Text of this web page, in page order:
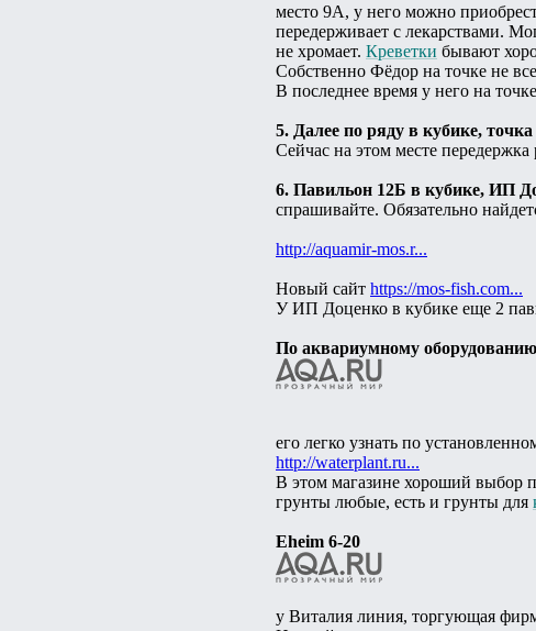
место 9А, у него можно
передерживает с лекарствами.
не хромает. Креветки бывают
Собственно Фёдор на точке не
В последнее время у него на
5. Далее по ряду в кубике,
Сейчас на этом месте
6. Павильон 12Б в кубике, ИП
спрашивайте. Обязательно
http://aquamir-mos.r...
Новый сайт https://mos-fish.com...
У ИП Доценко в кубике еще 2
По аквариумному
его легко узнать по
http://waterplant.ru...
В этом магазине хороший выбор
грунты любые, есть и грунты для
Eheim 6-20
у Виталия линия, торгующая